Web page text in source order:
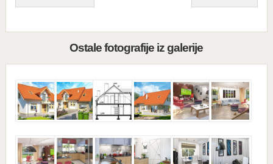
Ostale fotografije iz galerije